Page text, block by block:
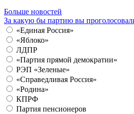
Больше новостей
За какую бы партию вы
«Единая Россия»
«Яблоко»
ЛДПР
«Партия прямой демократии»
РЭП «Зеленые»
«Справедливая Россия»
«Родина»
КПРФ
Партия пенсионеров